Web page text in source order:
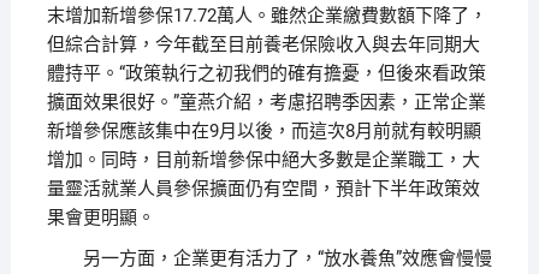
末增加新增參保17.72萬人。雖然企業繳費數額下降了，
但綜合計算，今年截至目前養老保險收入與去年同期大
體持平。“政策執行之初我們的確有擔憂，但後來看政策
擴面效果很好。”童燕介紹，考慮招聘季因素，正常企業
新增參保應該集中在9月以後，而這次8月前就有較明顯
增加。同時，目前新增參保中絕大多數是企業職工，大
量靈活就業人員參保擴面仍有空間，預計下半年政策效
果會更明顯。
另一方面，企業更有活力了，“放水養魚”效應會慢慢